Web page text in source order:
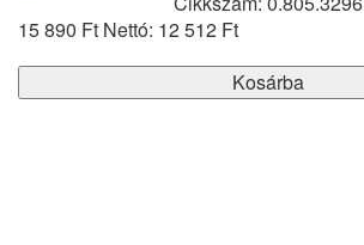
15 890 Ft Nettó: 12 512 Ft
Kosárba